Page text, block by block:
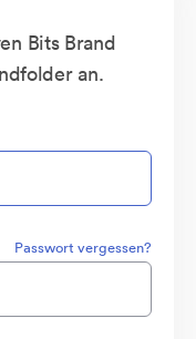
Bits Brand
an.
Passwort vergessen?